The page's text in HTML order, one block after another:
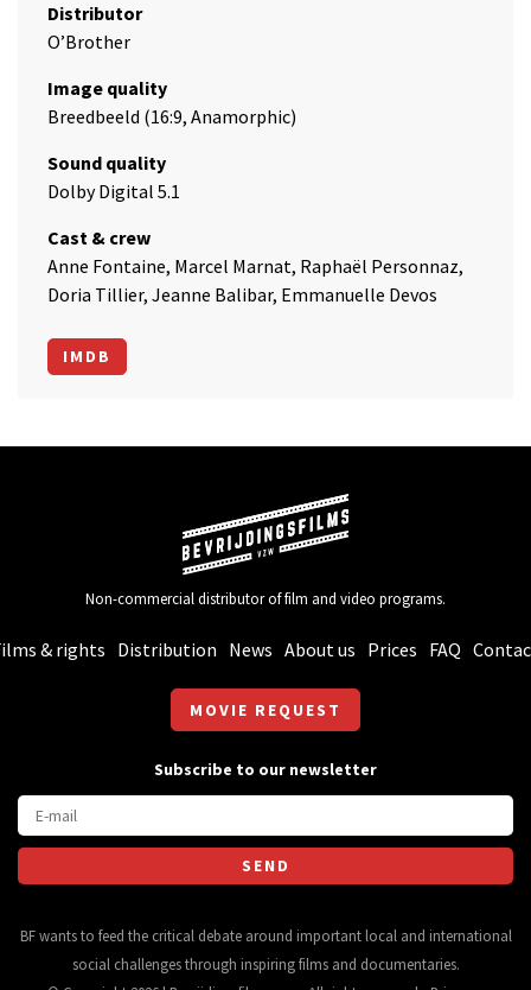
Distributor
O’Brother
Image quality
Breedbeeld (16:9, Anamorphic)
Sound quality
Dolby Digital 5.1
Cast & crew
Anne Fontaine, Marcel Marnat, Raphaël Personnaz,
Doria Tillier, Jeanne Balibar, Emmanuelle Devos
IMDB
Non-commercial distributor of film and video programs.
& rights Distribution News About us Prices FAQ
MOVIE REQUEST
Subscribe to our newsletter
BF wants to feed the critical debate around important local and international
social challenges through inspiring films and documentaries.